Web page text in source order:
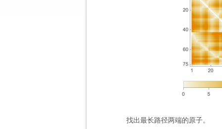
找出最长路径两端的原子。